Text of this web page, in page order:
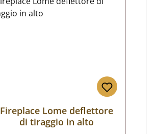
Fireplace Lome deflettore
di tiraggio in alto